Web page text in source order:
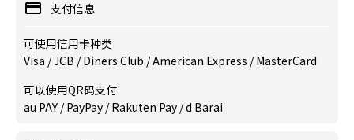
支付信息
可使用信用卡种类
Visa / JCB / Diners Club / American Express / MasterCard
可以使用QR码支付
au PAY / PayPay / Rakuten Pay / d Barai